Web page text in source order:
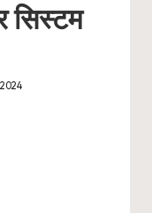
सिस्टम